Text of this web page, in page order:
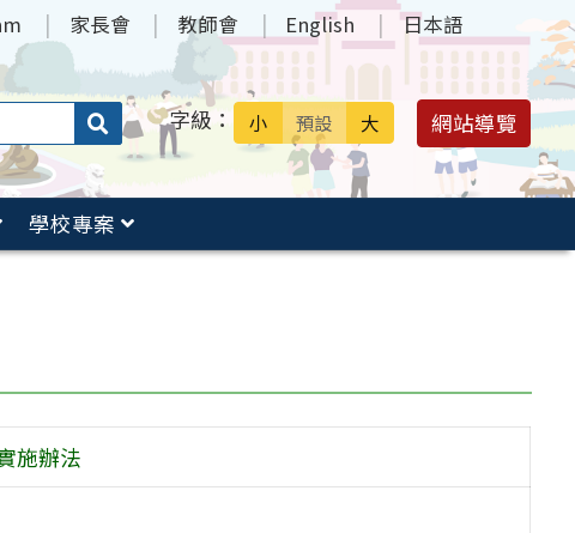
家長會 教師會 English 日本語
搜
送出 字級： 小 預設 大 網站導覽
學校專案
施辦法